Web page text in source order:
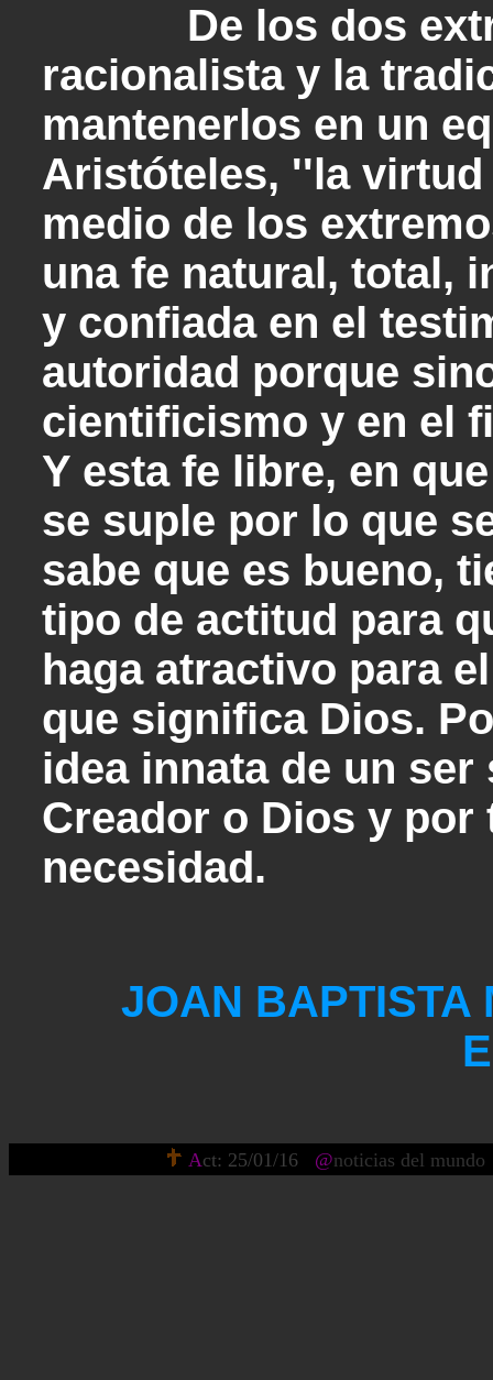
De los dos
racionalista y la
mantenerlos en un
Aristóteles, ''la
medio de los
una fe natural, total,
y confiada en el
autoridad porque
cientificismo y en el
Y esta fe libre, en
se suple por lo que
sabe que es bueno,
tipo de actitud para
haga atractivo para
que significa Dios.
idea innata de un
Creador o Dios y
necesidad.
JOAN BAPTISTA
Act: 25/01/16 @noticias del mundo